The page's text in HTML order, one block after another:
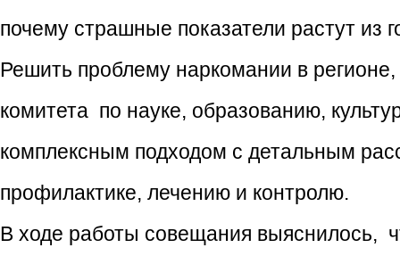
почему страшные показатели растут из
Решить проблему наркомании в
комитета по науке, образованию,
комплексным подходом с детальным
профилактике, лечению и контролю.
В ходе работы совещания выяснилось,